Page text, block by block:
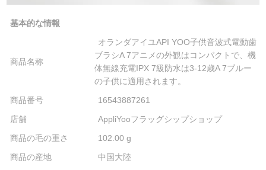
基本的な情報
商品名称
オランダアイユAPI YOO子供音波式電動歯
ブラシA 7アニメの外観はコンパクトで、機
体無線充電IPX 7級防水は3-12歳A 7ブルー
の子供に適用されます。
商品番号
16543887261
店舗
AppliYooフラッグシップショップ
商品の毛の重さ
102.00 g
商品の産地
中国大陸